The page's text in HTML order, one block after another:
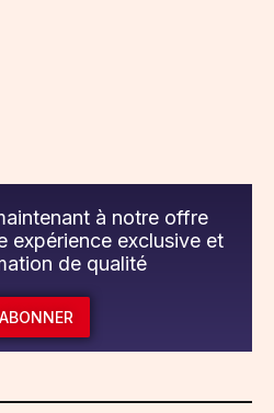
à notre offre
expérience exclusive et
de qualité